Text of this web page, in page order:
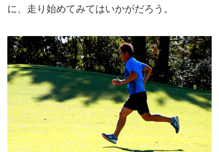
に、走り始めてみてはいかがだろう。